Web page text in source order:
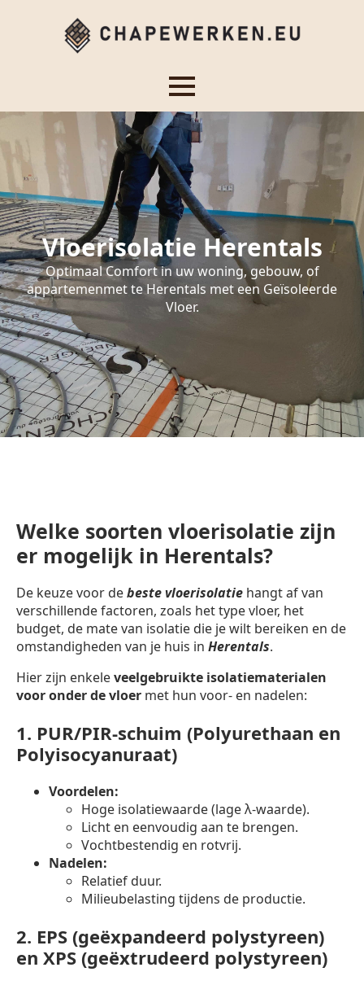
Vloerisolatie Herentals
Optimaal Comfort in uw woning, gebouw, of
appartemenmet te Herentals met een Geïsoleerde
Vloer.
Welke soorten vloerisolatie zijn
er mogelijk in Herentals?
De keuze voor debeste vloerisolatie hangt af van
verschillende factoren, zoals het type vloer, het
budget, de mate van isolatie die je wilt bereiken en de
omstandigheden van je huis in Herentals.
Hier zijn enkeleveelgebruikte isolatiematerialen
voor onder de vloer met hun voor- en nadelen:
1. PUR/PIR-schuim (Polyurethaan en
Polyisocyanuraat)
Voordelen:
Hoge isolatiewaarde (lage λ-waarde).
Licht en eenvoudig aan te brengen.
Vochtbestendig en rotvrij.
Nadelen:
Relatief duur.
Milieubelasting tijdens de productie.
2. EPS (geëxpandeerd polystyreen)
en XPS (geëxtrudeerd polystyreen)